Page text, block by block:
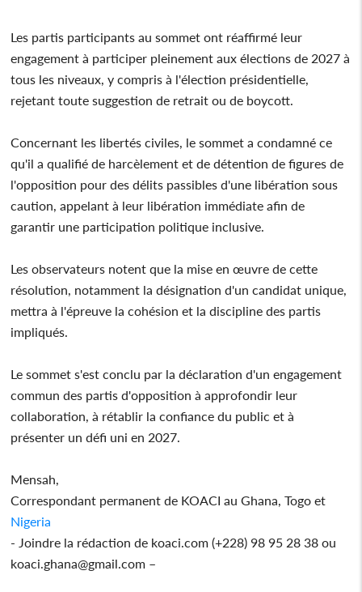
Les partis participants au sommet ont réaffirmé leur
engagement à participer pleinement aux élections de 2027 à
tous les niveaux, y compris à l'élection présidentielle,
rejetant toute suggestion de retrait ou de boycott.
Concernant les libertés civiles, le sommet a condamné ce
qu'il a qualifié de harcèlement et de détention de figures de
l'opposition pour des délits passibles d'une libération sous
caution, appelant à leur libération immédiate afin de
garantir une participation politique inclusive.
Les observateurs notent que la mise en œuvre de cette
résolution, notamment la désignation d'un candidat unique,
mettra à l'épreuve la cohésion et la discipline des partis
impliqués.
Le sommet s'est conclu par la déclaration d'un engagement
commun des partis d'opposition à approfondir leur
collaboration, à rétablir la confiance du public et à
présenter un défi uni en 2027.
Mensah,
Correspondant permanent de KOACI au Ghana, Togo et
Nigeria
- Joindre la rédaction de koaci.com (+228) 98 95 28 38 ou
koaci.ghana@gmail.com –